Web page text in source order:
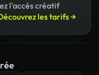
l'accès créatif
les tarifs →